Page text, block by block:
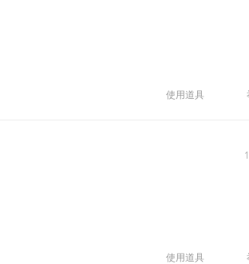
使用道具
使用道具